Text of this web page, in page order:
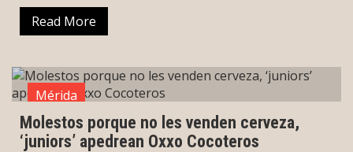
Read More
Mérida
Molestos porque no les venden cerveza,
‘juniors’ apedrean Oxxo Cocoteros